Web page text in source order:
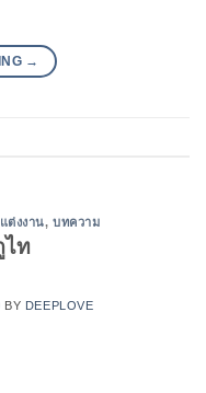
→
ต่งงาน,บทความ
ไท
BY DEEPLOVE